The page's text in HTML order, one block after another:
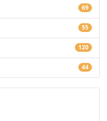
69
55
120
44